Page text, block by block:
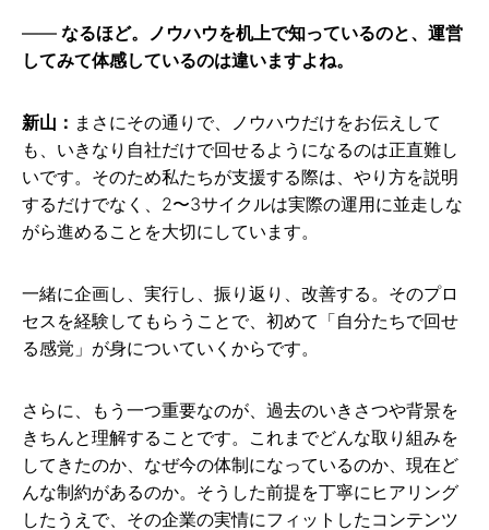
なるほど。ノウハウを机上で知っているのと、運営
してみて体感しているのは違いますよね。
新山： まさにその通りで、ノウハウだけをお伝えして
も、いきなり自社だけで回せるようになるのは正直難し
いです。そのため私たちが支援する際は、やり方を説明
するだけでなく、2〜3サイクルは実際の運用に並走しな
がら進めることを大切にしています。
一緒に企画し、実行し、振り返り、改善する。そのプロ
セスを経験してもらうことで、初めて「自分たちで回せ
る感覚」が身についていくからです。
さらに、もう一つ重要なのが、過去のいきさつや背景を
きちんと理解することです。これまでどんな取り組みを
してきたのか、なぜ今の体制になっているのか、現在ど
んな制約があるのか。そうした前提を丁寧にヒアリング
したうえで、その企業の実情にフィットしたコンテンツ